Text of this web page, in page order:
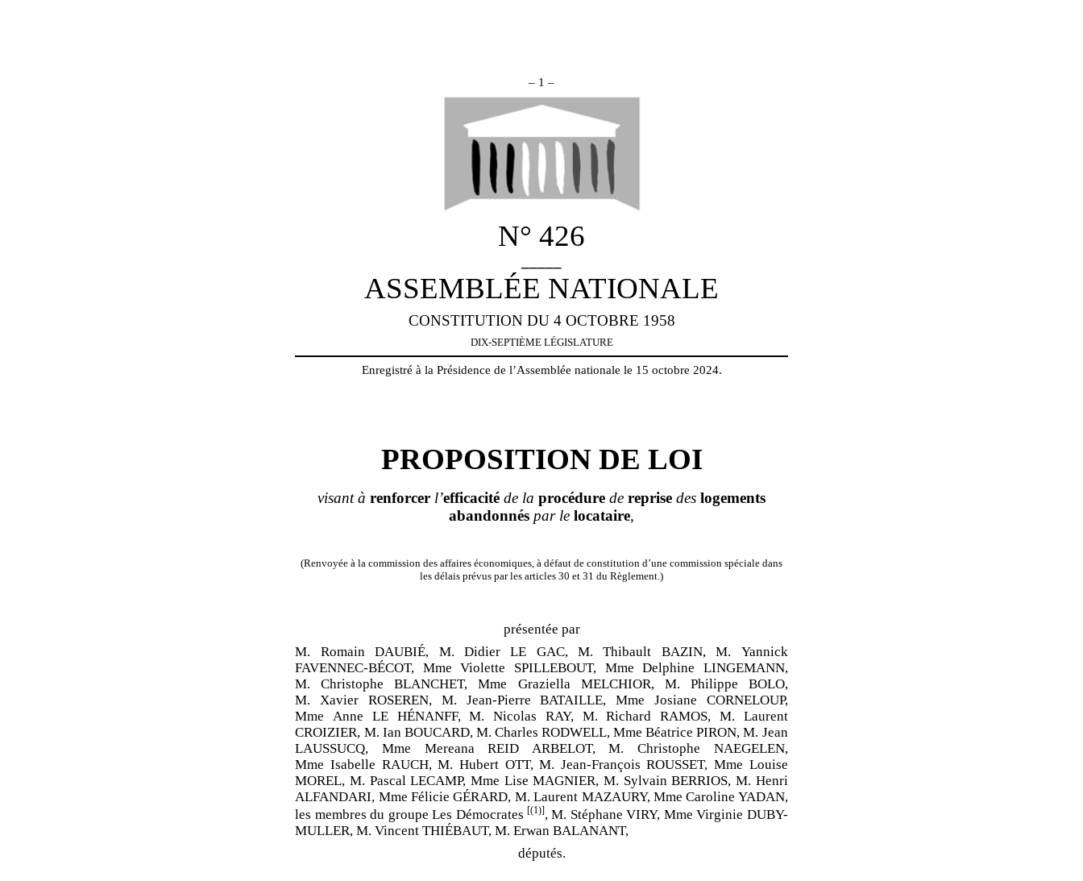
– 1 –
N° 426
ASSEMBLÉE NATIONALE
CONSTITUTION DU 4 OCTOBRE 1958
DIX-SEPTIÈME LÉGISLATURE
Enregistré à la Présidence de l’Assemblée nationale le 15 octobre 2024.
PROPOSITION DE LOI
visant à renforcer l’efficacité de la procédure de reprise des logements
abandonnés par le locataire,
(Renvoyée à la commission des affaires économiques, à défaut de constitution d’une commission spéciale dans
les délais prévus par les articles 30 et 31 du Règlement.)
présentée par
M. Romain DAUBIÉ, M. Didier LE GAC, M. Thibault BAZIN, M. Yannick
FAVENNEC-BÉCOT, Mme Violette SPILLEBOUT, Mme Delphine LINGEMANN,
M. Christophe BLANCHET, Mme Graziella MELCHIOR, M. Philippe BOLO,
M. Xavier ROSEREN, M. Jean-Pierre BATAILLE, Mme Josiane CORNELOUP,
Mme Anne LE HÉNANFF, M. Nicolas RAY, M. Richard RAMOS, M. Laurent
CROIZIER, M. Ian BOUCARD, M. Charles RODWELL, Mme Béatrice PIRON, M. Jean
LAUSSUCQ, Mme Mereana REID ARBELOT, M. Christophe NAEGELEN,
Mme Isabelle RAUCH, M. Hubert OTT, M. Jean-François ROUSSET, Mme Louise
MOREL, M. Pascal LECAMP, Mme Lise MAGNIER, M. Sylvain BERRIOS, M. Henri
ALFANDARI, Mme Félicie GÉRARD, M. Laurent MAZAURY, Mme Caroline YADAN,
les membres du groupe Les Démocrates
[(1)] , M. Stéphane VIRY, Mme Virginie DUBY-
MULLER, M. Vincent THIÉBAUT, M. Erwan BALANANT,
députés.